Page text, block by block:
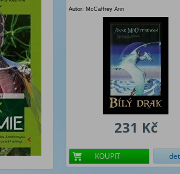
Autor: McCaffrey Ann
231 Kč
KOUPIT